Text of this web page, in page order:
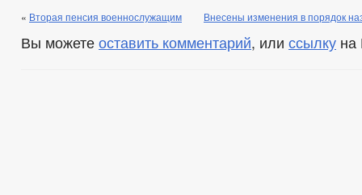
« Вторая пенсия военнослужащим Внесены изменения в порядок
Вы можете оставить комментарий, или ссылку на